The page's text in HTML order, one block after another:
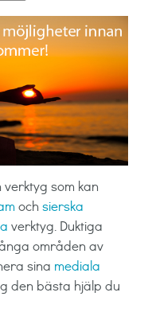
som kan
och sierska
verktyg. Duktiga
områden av
sina mediala
den bästa hjälp du